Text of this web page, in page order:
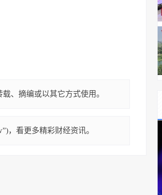
、摘编或以其它方式使用。
，看更多精彩财经资讯。